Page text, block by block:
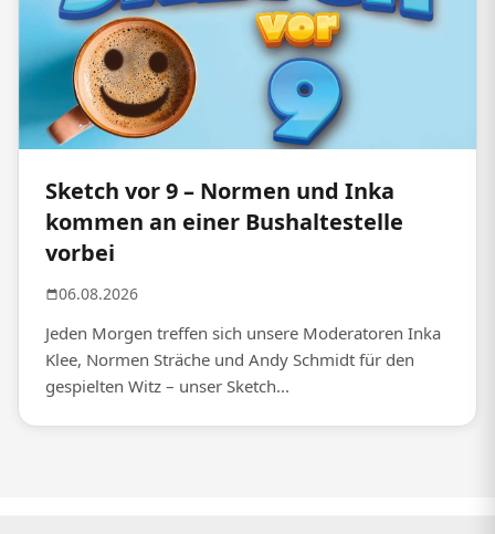
Sketch vor 9 – Normen und Inka
kommen an einer Bushaltestelle
vorbei
06.08.2026
Jeden Morgen treffen sich unsere Moderatoren Inka
Klee, Normen Sträche und Andy Schmidt für den
gespielten Witz – unser Sketch...